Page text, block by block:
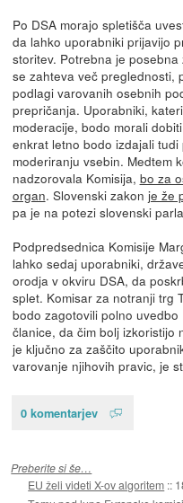
Po DSA morajo spletišča
da lahko uporabniki prijavijo
storitev. Potrebna je
se zahteva več preglednosti,
podlagi varovanih osebnih
prepričanja. Uporabniki,
moderacije, bodo morali
enkrat letno bodo izdajali
moderiranju vsebin. Medtem
nadzorovala Komisija, bo za
organ. Slovenski zakon je že
pa je na potezi slovenski
Podpredsednica Komisije
lahko sedaj uporabniki,
orodja v okviru DSA, da
splet. Komisar za notranji trg
bodo zagotovili polno
članice, da čim bolj izkoristijo
je ključno za zaščito
varovanje njihovih pravic, je
0 komentarjev
Preberite si še…
EU želi videti X-ov algoritem ::